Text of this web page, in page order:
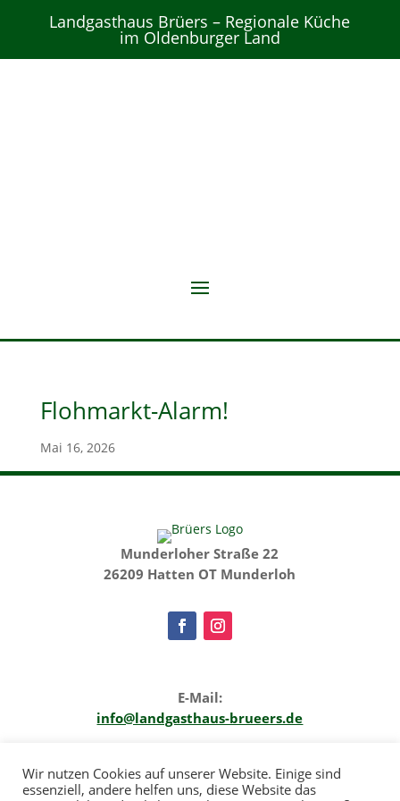
Landgasthaus Brüers – Regionale Küche
im Oldenburger Land
Flohmarkt-Alarm!
Mai 16, 2026
Munderloher Straße 22
26209 Hatten OT Munderloh
E-Mail:
info@landgasthaus-brueers.de
Telefon:
+49 4482 319
Wir nutzen Cookies auf unserer Website. Einige sind
essenziell, andere helfen uns, diese Website das